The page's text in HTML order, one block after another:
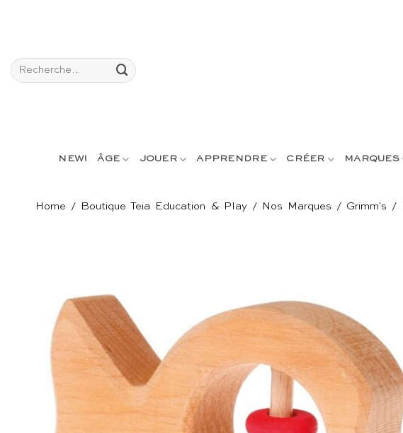
Recherche
pour :
NEW! ÂGE JOUER APPRENDRE CRÉER MARQUES
Home / Boutique Teia Education & Play / Nos Marques / Grimm's /